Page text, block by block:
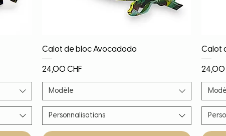
Schnellansicht
Calot de bloc Avocadodo
Preis
24,00 CHF
Modèle
Personnalisations
Calot
Preis
24,00